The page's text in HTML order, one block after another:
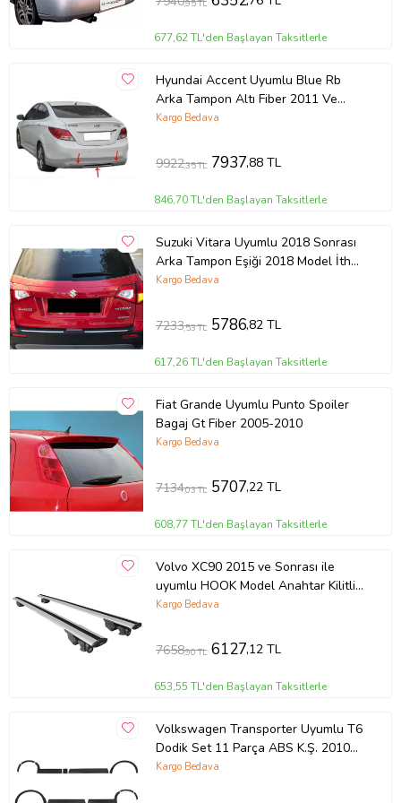
,95 TL
677,62 TL'den Başlayan Taksitlerle
Hyundai Accent Uyumlu Blue Rb
Arka Tampon Altı Fiber 2011 Ve
Sonrası
Kargo Bedava
9922,35 TL 7937,88 TL
846,70 TL'den Başlayan Taksitlerle
Suzuki Vitara Uyumlu 2018 Sonrası
Arka Tampon Eşiği 2018 Model İthal
Üründür
Kargo Bedava
7233,53 TL 5786,82 TL
617,26 TL'den Başlayan Taksitlerle
Fiat Grande Uyumlu Punto Spoiler
Bagaj Gt Fiber 2005-2010
Kargo Bedava
7134,03 TL 5707,22 TL
608,77 TL'den Başlayan Taksitlerle
Volvo XC90 2015 ve Sonrası ile
uyumlu HOOK Model Anahtar Kilitli
Ara Atkı Tavan Barı GRİ
Kargo Bedava
7658,90 TL 6127,12 TL
653,55 TL'den Başlayan Taksitlerle
Volkswagen Transporter Uyumlu T6
Dodik Set 11 Parça ABS K.Ş. 2010
2014 Model Aras
Kargo Bedava